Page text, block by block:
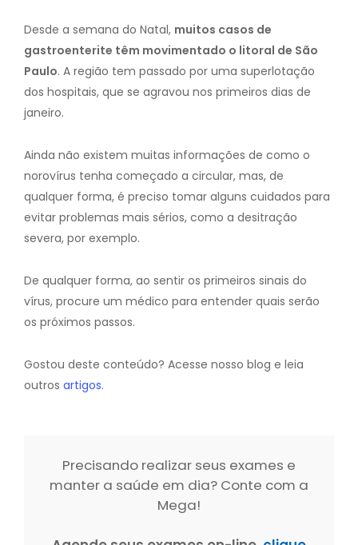
Desde a semana do Natal, muitos casos de
gastroenterite têm movimentado o litoral de São
Paulo. A região tem passado por uma superlotação
dos hospitais, que se agravou nos primeiros dias de
janeiro.
Ainda não existem muitas informações de como o
norovírus tenha começado a circular, mas, de
qualquer forma, é preciso tomar alguns cuidados para
evitar problemas mais sérios, como a desitração
severa, por exemplo.
De qualquer forma, ao sentir os primeiros sinais do
vírus, procure um médico para entender quais serão
os próximos passos.
Gostou deste conteúdo? Acesse nosso blog e leia
outros artigos.
Precisando realizar seus exames e
manter a saúde em dia? Conte com a
Mega!